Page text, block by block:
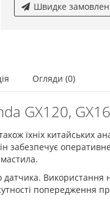
Швидке
Огляди (0)
GX120,
їхніх китайських
забезпечує
Використання
попередження